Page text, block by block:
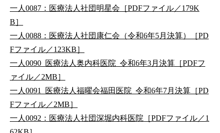
一人0087：医療法人社団明星会［PDFファイル／179K
B］
一人0088：医療法人社団康仁会（令和6年5月決算）［PD
Fファイル／123KB］
一人0090_医療法人奥内科医院_令和6年3月決算［PDFフ
ァイル／2MB］
一人0091_医療法人福曜会福田医院_令和6年7月決算［PD
Fファイル／2MB］
一人0092：医療法人社団深堀内科医院［PDFファイル／1